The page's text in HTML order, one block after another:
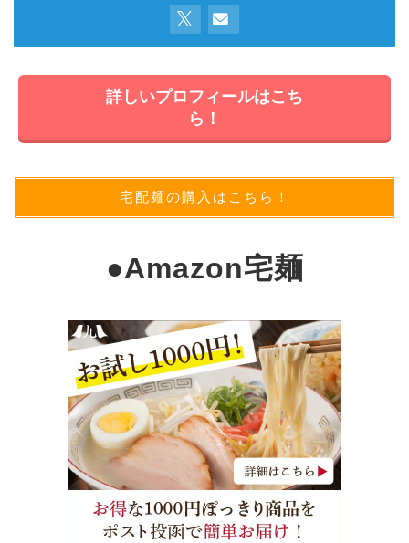
詳しいプロフィールはこち
ら！
宅配麺の購入はこちら！
●Amazon宅麺